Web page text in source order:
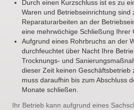
Durch einen Kurzschluss ist es zu
Waren und Betriebseinrichtung sind
Reparaturarbeiten an der
eine mehrwöchige Schließung Ihrer
Aufgrund eines Rohrbruchs an der
durchfeuchtet über Nacht Ihre
Trocknungs- und
dieser Zeit keinen Geschäftsbetrieb
muss daraufhin bis zum Abschluss
Monate schließen.
Ihr Betrieb kann aufgrund eines